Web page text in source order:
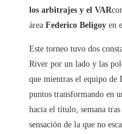
los arbitrajes y el VAR
área Federico Beligoy en
Este torneo tuvo dos
River por un lado y las
que mientras el equipo de
puntos transformando en
hacia el título, semana tras
sensación de la que no